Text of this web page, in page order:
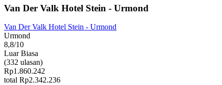
Van Der Valk Hotel Stein - Urmond
Van Der Valk Hotel Stein - Urmond
Urmond
8,8/10
Luar Biasa
(332 ulasan)
Rp1.860.242
total Rp2.342.236